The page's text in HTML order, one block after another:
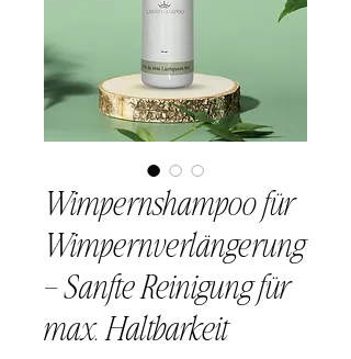
Wimpernshampoo für
Wimpernverlängerung
– Sanfte Reinigung für
max. Haltbarkeit